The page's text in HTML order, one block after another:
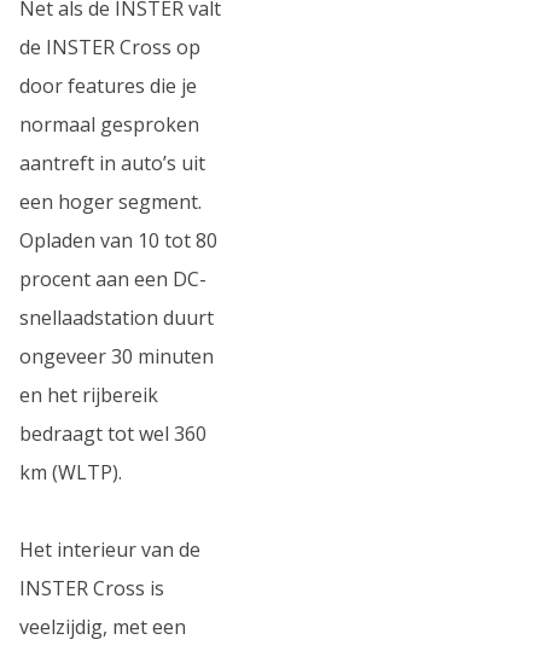
Net als de INSTER valt
de INSTER Cross op
door features die je
normaal gesproken
aantreft in auto’s uit
een hoger segment.
Opladen van 10 tot 80
procent aan een DC-
snellaadstation duurt
ongeveer 30 minuten
en het rijbereik
bedraagt tot wel 360
km (WLTP).
Het interieur van de
INSTER Cross is
veelzijdig, met een